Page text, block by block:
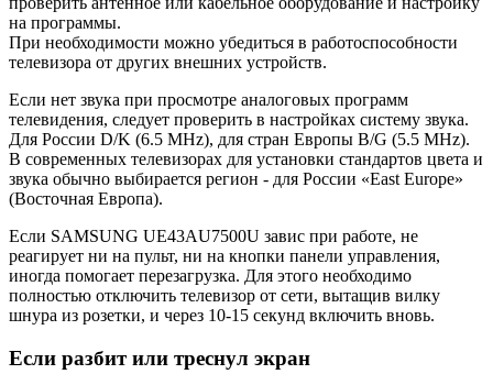
на программы.
При необходимости можно убедиться в работоспособности
телевизора от других внешних устройств.
Если нет звука при просмотре аналоговых программ
телевидения, следует проверить в настройках систему звука.
Для России D/K (6.5 MHz), для стран Европы B/G (5.5 MHz).
В современных телевизорах для установки стандартов цвета и
звука обычно выбирается регион - для России «East Europe»
(Восточная Европа).
Если SAMSUNG UE43AU7500U завис при работе, не
реагирует ни на пульт, ни на кнопки панели управления,
иногда помогает перезагрузка. Для этого необходимо
полностью отключить телевизор от сети, вытащив вилку
шнура из розетки, и через 10-15 секунд включить вновь.
Если разбит или треснул экран